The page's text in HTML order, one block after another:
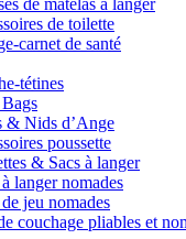
de toilette
carnet de santé
tétines
& Nids d’Ange
poussette
& Sacs à langer
langer nomades
jeu nomades
couchage pliables et